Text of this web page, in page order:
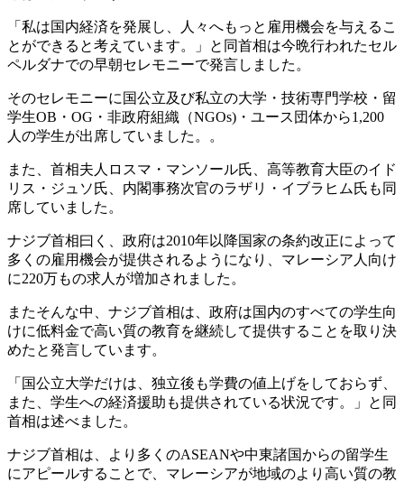
「私は国内経済を発展し、人々へもっと雇用機会を与えるこ
とができると考えています。」と同首相は今晩行われたセル
ペルダナでの早朝セレモニーで発言しました。
そのセレモニーに国公立及び私立の大学・技術専門学校・留
学生OB・OG・非政府組織（NGOs)・ユース団体から1,200
人の学生が出席していました。。
また、首相夫人ロスマ・マンソール氏、高等教育大臣のイド
リス・ジュソ氏、内閣事務次官のラザリ・イブラヒム氏も同
席していました。
ナジブ首相曰く、政府は2010年以降国家の条約改正によって
多くの雇用機会が提供されるようになり、マレーシア人向け
に220万もの求人が増加されました。
またそんな中、ナジブ首相は、政府は国内のすべての学生向
けに低料金で高い質の教育を継続して提供することを取り決
めたと発言しています。
「国公立大学だけは、独立後も学費の値上げをしておらず、
また、学生への経済援助も提供されている状況です。」と同
首相は述べました。
ナジブ首相は、より多くのASEANや中東諸国からの留学生
にアピールすることで、マレーシアが地域のより高い質の教